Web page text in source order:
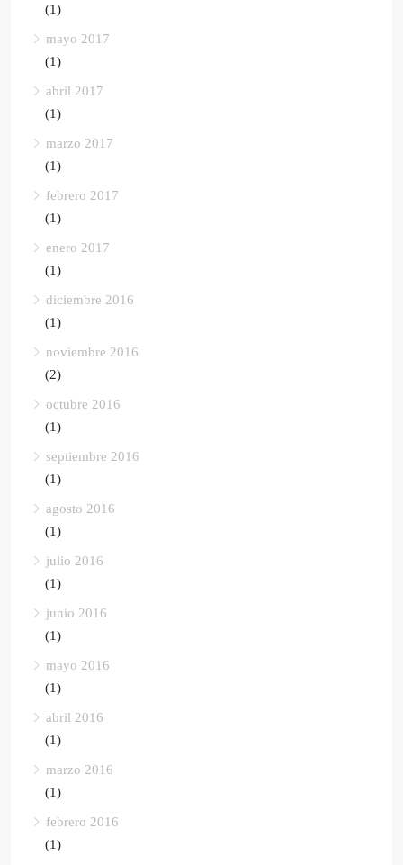
(1)
mayo 2017
(1)
abril 2017
(1)
marzo 2017
(1)
febrero 2017
(1)
enero 2017
(1)
diciembre 2016
(1)
noviembre 2016
(2)
octubre 2016
(1)
septiembre 2016
(1)
agosto 2016
(1)
julio 2016
(1)
junio 2016
(1)
mayo 2016
(1)
abril 2016
(1)
marzo 2016
(1)
febrero 2016
(1)